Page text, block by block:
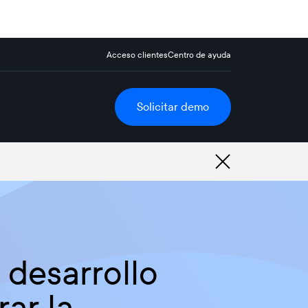
Acceso clientesCentro de ayuda
Solicitar demo